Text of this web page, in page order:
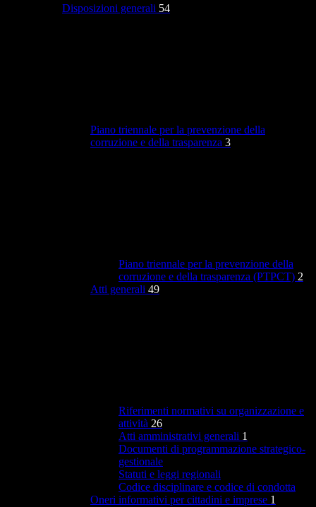
Disposizioni generali 54
Piano triennale per la prevenzione della
corruzione e della trasparenza 3
Piano triennale per la prevenzione della
corruzione e della trasparenza (PTPCT) 2
Atti generali 49
Riferimenti normativi su organizzazione e
attività 26
Atti amministrativi generali 1
Documenti di programmazione strategico-
gestionale
Statuti e leggi regionali
Codice disciplinare e codice di condotta
Oneri informativi per cittadini e imprese 1